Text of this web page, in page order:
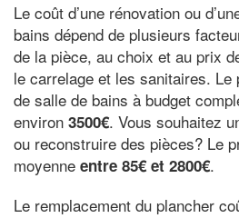
Le coût d’une rénovation ou
bains dépend de plusieurs
de la pièce, au choix et au prix
le carrelage et les sanitaires. Le
de salle de bains à budget
environ 3500€. Vous souhaitez
ou reconstruire des pièces? Le
moyenne entre 85€ et 2800€.
Le remplacement du plancher